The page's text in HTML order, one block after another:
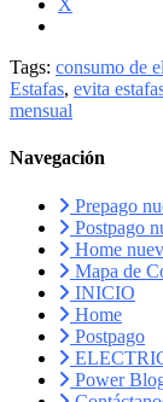
X
Tags: consumo de
Estafas, evita
mensual
Navegación
Prepago
Postpago
Home
Mapa de
INICIO
Home
Postpago
Power